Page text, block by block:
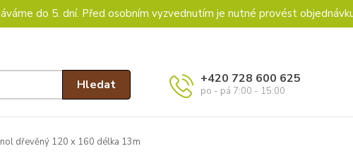
do 5. dní. Před osobním vyzvednutím je nutné provést
Hledat +420 728 600 625
po - pá 7:00 - 15:00
dřevěný 120 x 160 délka 13m